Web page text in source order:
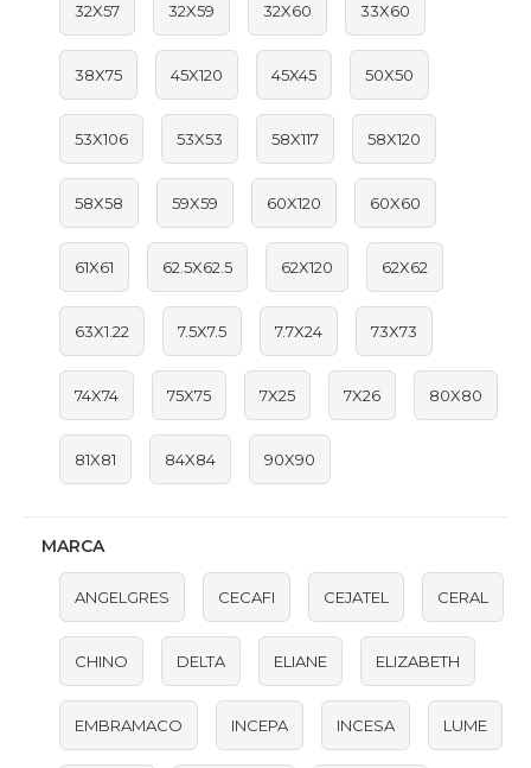
32X57 32X59 32X60 33X60
38X75 45X120 45X45 50X50
53X106 53X53 58X117 58X120
58X58 59X59 60X120 60X60
61X61 62.5X62.5 62X120 62X62
63X1.22 7.5X7.5 7.7X24 73X73
74X74 75X75 7X25 7X26 80X80
81X81 84X84 90X90
MARCA
ANGELGRES CECAFI CEJATEL CERAL
CHINO DELTA ELIANE ELIZABETH
EMBRAMACO INCEPA INCESA LUME